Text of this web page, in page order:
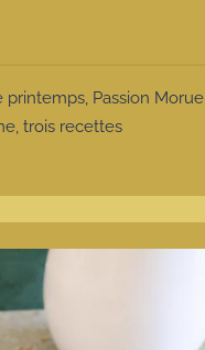
printemps, Passion Morue
trois recettes